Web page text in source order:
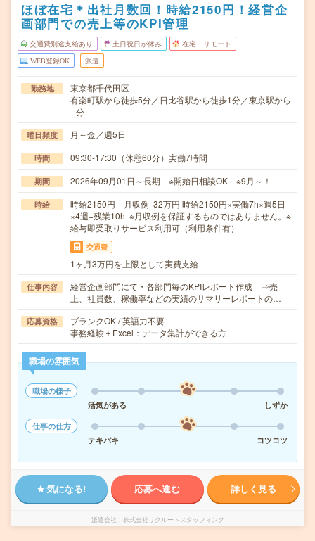
ほぼ在宅＊出社月数回！時給2150円！経営企
画部門での売上等のKPI管理
交通費別途支給あり 土日祝日が休み 在宅・リモート
WEB登録OK 派遣
勤務地
東京都千代田区
有楽町駅から徒歩5分／日比谷駅から徒歩1分／東京駅から-
--分
曜日頻度 月～金／週5日
時間 09:30-17:30（休憩60分）実働7時間
期間 2026年09月01日～長期 ※開始日相談OK ※9月～！
時給
時給2150円 月収例 32万円 時給2150円×実働7h×週5日
×4週+残業10h ※月収例を保証するものではありません。※
給与即受取りサービス利用可（利用条件有）
交通費
1ヶ月3万円を上限として実費支給
仕事内容
経営企画部門にて・各部門毎のKPIレポート作成 ⇒売
上、社員数、稼働率などの実績のサマリーレポートの…
応募資格
ブランクOK / 英語力不要
事務経験＋Excel：データ集計ができる方
職場の雰囲気
職場の様子
活気がある
しずか
仕事の仕方
テキパキ
コツコツ
気になる! 応募へ進む 詳しく見る
派遣会社 株式会社リクルートスタッフィング